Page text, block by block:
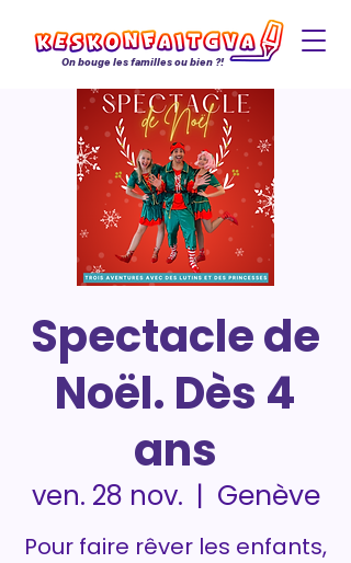
On bouge les familles ou bien ?!
Spectacle de
Noël. Dès 4
ans
ven. 28 nov.
  |
Genève
Pour faire rêver les enfants,